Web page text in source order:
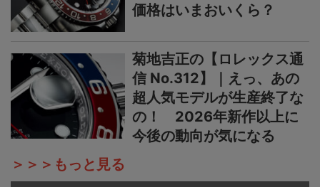
価格はいまおいくら？
菊地吉正の【ロレックス通
信 No.312】｜えっ、あの
超人気モデルが生産終了な
の！ 2026年新作以上に
今後の動向が気になる
＞＞＞もっと見る